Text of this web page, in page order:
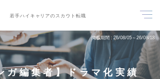
若手ハイキャリアのスカウト転職
掲載期間 26/08/05～26/08/18
ガ編集者】ドラマ化実績